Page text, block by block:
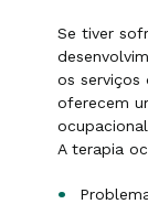
Se tiver
os serviços
oferecem
A terapia